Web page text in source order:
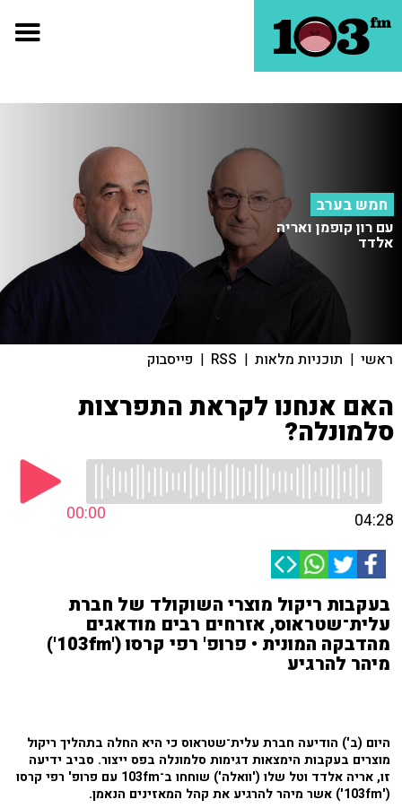
חמש בערב
עם רון קופמן ואריה
אלדד
ראשי | תוכניות מלאות |
RSS
| פייסבוק
האם אנחנו לקראת התפרצות
סלמונלה?
00:00 04:28
בעקבות ריקול מוצרי השוקולד של חברת
עלית־שטראוס, אזרחים רבים מודאגים
מהדבקה המונית • פרופ' רפי קרסו ('103fm')
מיהר להרגיע
היום (ב') הודיעה חברת עלית־שטראוס כי היא החלה בתהליך ריקול
מוצרים בעקבות הימצאות דגימות סלמונלה בפס ייצור. סביב ידיעה
זו, אריה אלדד וטל שלו ('וואלה') שוחחו ב־103fm עם פרופ' רפי קרסו
('103fm') אשר מיהר להרגיע את קהל המאזינים הנאמן.